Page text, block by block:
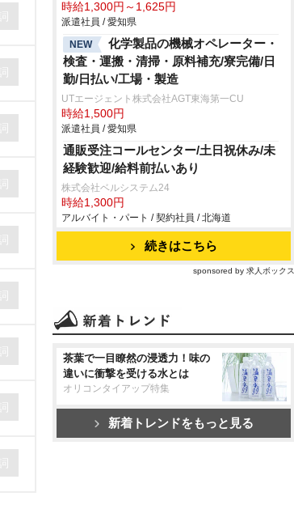
時給1,300円～1,625円
派遣社員 / 愛知県
NEW
化学製品の機械オペレーター・
検査・運搬・清掃・原料補充/寮完備/日
勤/日払い/工場・製造
UTエージェント株式会社AGT東海第一CU
時給1,500円
派遣社員 / 愛知県
通販受注コールセンター/土日祝休み/未
経験歓迎/給料前払いあり
株式会社ベルシステム24
時給1,300円
アルバイト・パート / 契約社員 / 北海道
続きはこちら
sponsored by 求人ボックス
茶葉で一目瞭然の浸透力！味の
違いに衝撃を受ける水とは
オリコンタイアップ特集
新着トレンドをもっと見る